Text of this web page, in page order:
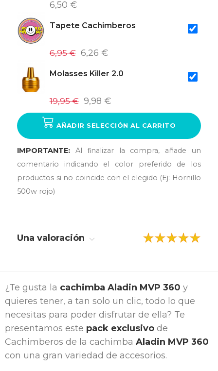
6,50 €
Tapete Cachimberos
6,95 € 6,26 €
Molasses Killer 2.0
19,95 € 9,98 €
AÑADIR SELECCIÓN AL CARRITO
IMPORTANTE: Al ﬁnalizar la compra, añade un
comentario indicando el color preferido de los
productos si no coincide con el elegido (Ej: Hornillo
500w rojo)
Una valoración
¿Te gusta la cachimba Aladin MVP 360 y
quieres tener, a tan solo un clic, todo lo que
necesitas para poder disfrutar de ella? Te
presentamos este pack exclusivo de
Cachimberos de la cachimba Aladin MVP 360
con una gran variedad de accesorios.